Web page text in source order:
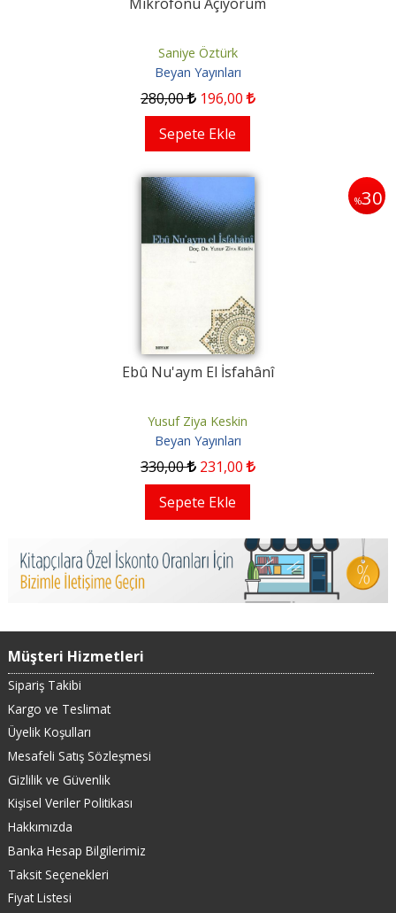
Saniye Öztürk
Beyan Yayınları
280,00 196,00
Sepete Ekle
%30
Ebû Nu'aym El İsfahânî
Yusuf Ziya Keskin
Beyan Yayınları
330,00 231,00
Sepete Ekle
Müşteri Hizmetleri
Sipariş Takibi
Kargo ve Teslimat
Üyelik Koşulları
Mesafeli Satış Sözleşmesi
Gizlilik ve Güvenlik
Kişisel Veriler Politikası
Hakkımızda
Banka Hesap Bilgilerimiz
Taksit Seçenekleri
Fiyat Listesi